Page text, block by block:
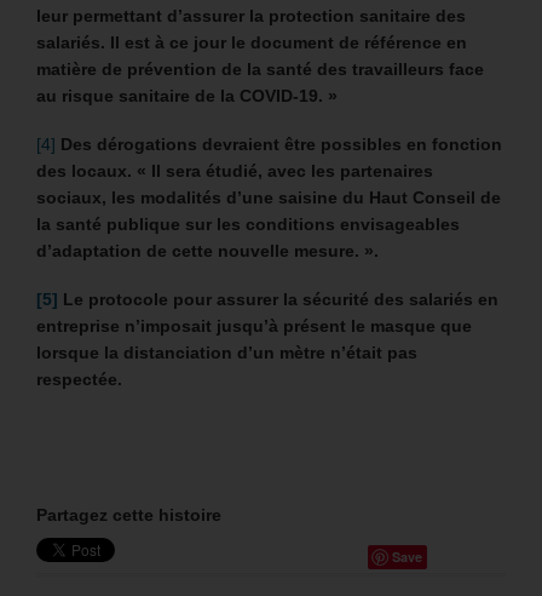
leur permettant d’assurer la protection sanitaire des
salariés. Il est à ce jour le document de référence en
matière de prévention de la santé des travailleurs face
au risque sanitaire de la COVID-19. »
[4] Des dérogations devraient être possibles en fonction
des locaux. « Il sera étudié, avec les partenaires
sociaux, les modalités d’une saisine du Haut Conseil de
la santé publique sur les conditions envisageables
d’adaptation de cette nouvelle mesure. ».
[5] Le protocole pour assurer la sécurité des salariés en
entreprise n’imposait jusqu’à présent le masque que
lorsque la distanciation d’un mètre n’était pas
respectée.
Partagez cette histoire
Save